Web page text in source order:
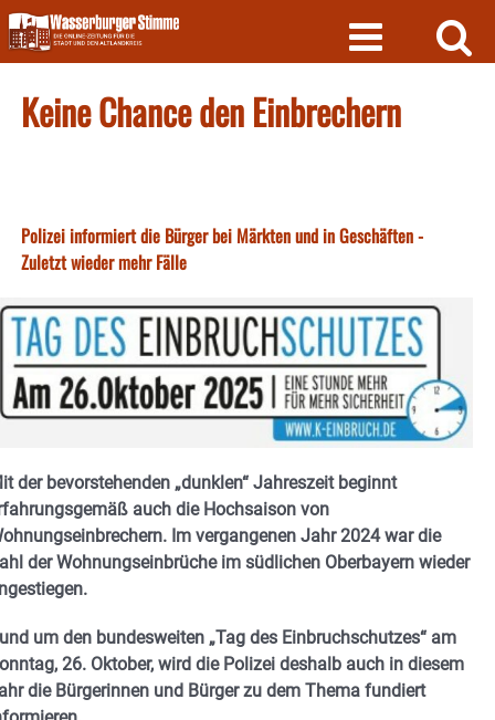
Skip
to
content
Keine Chance den Einbrechern
Polizei informiert die Bürger bei Märkten und in Geschäften -
Zuletzt wieder mehr Fälle
der bevorstehenden „dunklen“ Jahreszeit beginnt
auch die Hochsaison von
Im vergangenen Jahr 2024 war die
der Wohnungseinbrüche im südlichen Oberbayern wieder
um den bundesweiten „Tag des Einbruchschutzes“ am
26. Oktober, wird die Polizei deshalb auch in diesem
die Bürgerinnen und Bürger zu dem Thema fundiert